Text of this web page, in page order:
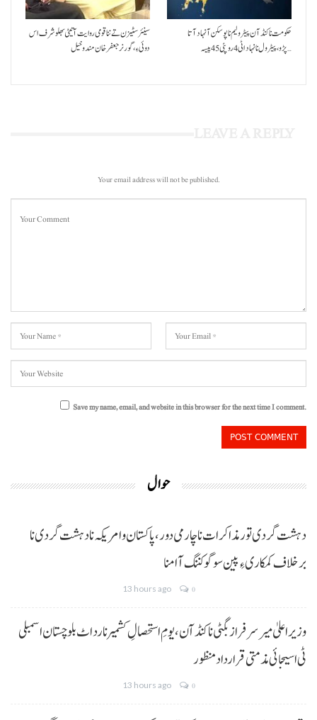
سینئر سٹیزن تے ننا قومی روایت آتیٹی بھلو شرف اس
دوئی ءِ،گورنر جعفرخان مندوخیل
حکومت نا کنڈ آن پیٹرولیم نا پوسکن آ نہاد آتا
پڑو،پیٹرول نا نہاد اٹی 4 روپئی 45 پیسہ…
Your email address will not be published.
Save my name, email, and website in this browser for the next time I comment.
حوال
دہشت گردی تور مذاکرات نا چارمی دور،پاکستان و امریکہ نا دہشت گردی نا
برخلاف کمکاری ءِ پین سوگو کننگ آ امنا
13 hours ago 0
وزیراعلیٰ میر سرفراز بگٹی نا کنڈ آن،یومِ استحصالِ کشمیر نا رد اٹ بلوچستان اسمبلی
ٹی اسیجائی مذمتی قرارداد منظور
13 hours ago 0